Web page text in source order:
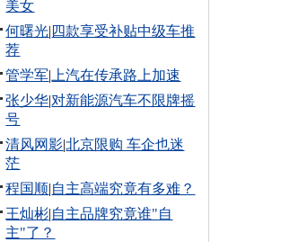
美女
何曙光| 四款享受补贴中级车推
荐
管学军| 上汽在传承路上加速
张少华|对新能源汽车不限牌摇
号
清风网影|北京限购 车企也迷
茫
程国顺|自主高端究竟有多难？
王灿彬|自主品牌究竟谁"自
主"了？